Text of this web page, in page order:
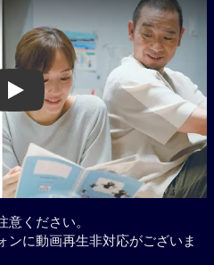
Play
ください。
に動画再生非対応がございま